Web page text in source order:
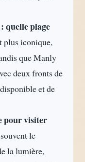
quelle plage
iconique,
que Manly
deux fronts de
et de
pour visiter
le
la lumière,